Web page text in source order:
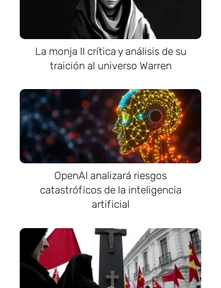
La monja II crítica y análisis de su
traición al universo Warren
OpenAI analizará riesgos
catastróficos de la inteligencia
artificial